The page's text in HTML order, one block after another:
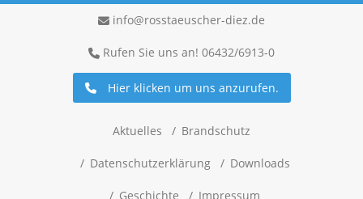
info@rosstaeuscher-diez.de
Rufen Sie uns an! 06432/6913-0
Hier klicken um uns anzurufen.
Aktuelles Brandschutz
Datenschutzerklärung Downloads
Geschichte Impressum